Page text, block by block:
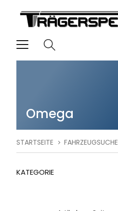
Omega
STARTSEITE FAHRZEUGSUCHE
KATEGORIE